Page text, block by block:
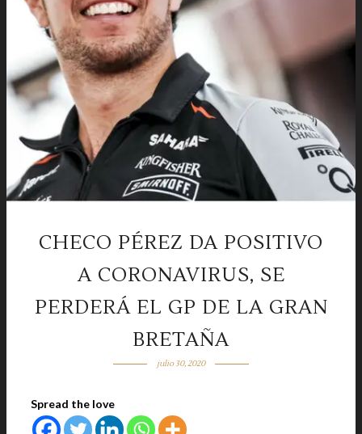
CHECO PÉREZ DA POSITIVO
A CORONAVIRUS, SE
PERDERÁ EL GP DE LA GRAN
BRETAÑA
julio 30, 2020
Spread the love